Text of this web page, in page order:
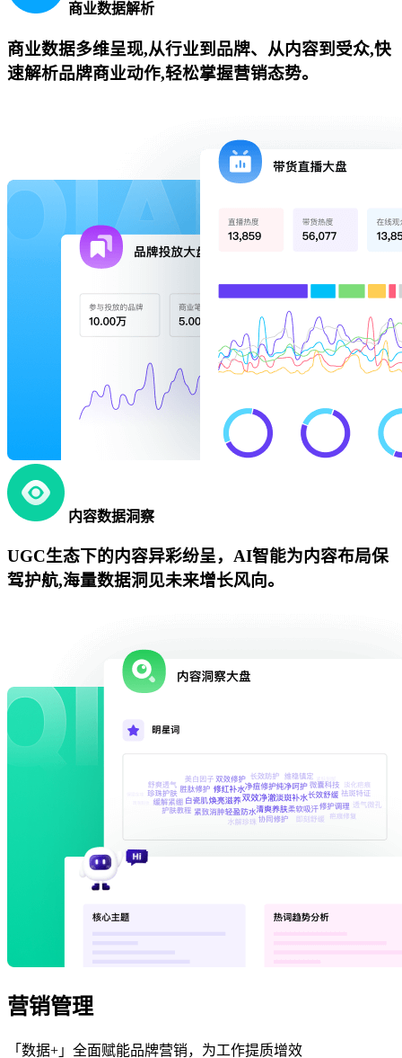
商业数据解析
商业数据多维呈现,从行业到品牌、从内容到受众,快
速解析品牌商业动作,轻松掌握营销态势。
内容数据洞察
UGC生态下的内容异彩纷呈，AI智能为内容布局保
驾护航,海量数据洞见未来增长风向。
营销管理
「数据+」全面赋能品牌营销，为工作提质增效